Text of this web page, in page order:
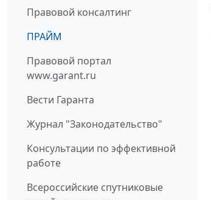
Правовой консалтинг
ПРАЙМ
Правовой портал
www.garant.ru
Вести Гаранта
Журнал "Законодательство"
Консультации по эффективной
работе
Всероссийские спутниковые